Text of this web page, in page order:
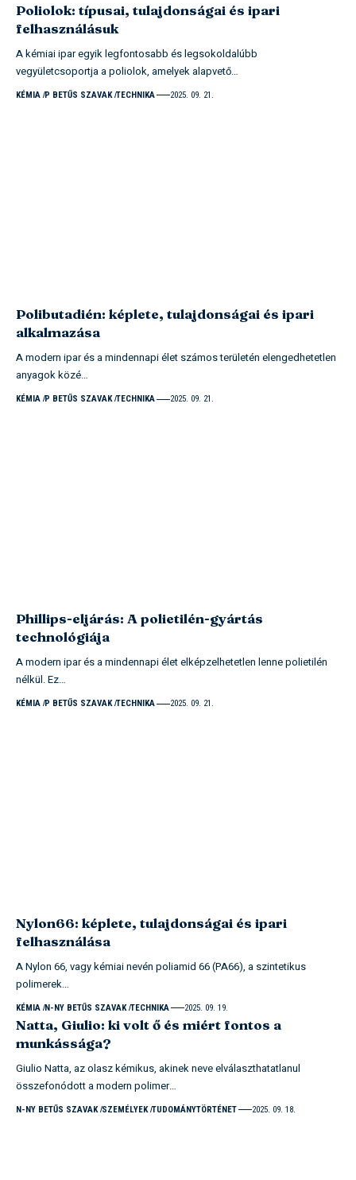
Poliolok: típusai, tulajdonságai és ipari
felhasználásuk
A kémiai ipar egyik legfontosabb és legsokoldalúbb
vegyületcsoportja a poliolok, amelyek alapvető…
KÉMIA P BETŰS SZAVAK TECHNIKA 2025. 09. 21.
Polibutadién: képlete, tulajdonságai és ipari
alkalmazása
A modern ipar és a mindennapi élet számos területén elengedhetetlen
anyagok közé…
KÉMIA P BETŰS SZAVAK TECHNIKA 2025. 09. 21.
Phillips-eljárás: A polietilén-gyártás
technológiája
A modern ipar és a mindennapi élet elképzelhetetlen lenne polietilén
nélkül. Ez…
KÉMIA P BETŰS SZAVAK TECHNIKA 2025. 09. 21.
Nylon66: képlete, tulajdonságai és ipari
felhasználása
A Nylon 66, vagy kémiai nevén poliamid 66 (PA66), a szintetikus
polimerek…
KÉMIA N-NY BETŰS SZAVAK TECHNIKA 2025. 09. 19.
Natta, Giulio: ki volt ő és miért fontos a
munkássága?
Giulio Natta, az olasz kémikus, akinek neve elválaszthatatlanul
összefonódott a modern polimer…
N-NY BETŰS SZAVAK SZEMÉLYEK TUDOMÁNYTÖRTÉNET 2025. 09. 18.